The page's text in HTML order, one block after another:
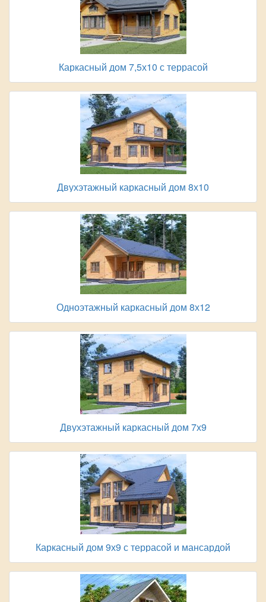
Каркасный дом 7,5х10 с террасой
Двухэтажный каркасный дом 8х10
Одноэтажный каркасный дом 8х12
Двухэтажный каркасный дом 7х9
Каркасный дом 9х9 с террасой и мансардой